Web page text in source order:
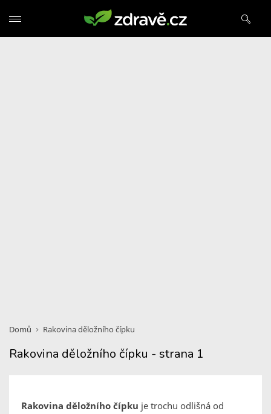
Domů Rakovina děložního čípku
Rakovina děložního čípku - strana 1
Rakovina děložního čípku je trochu odlišná od